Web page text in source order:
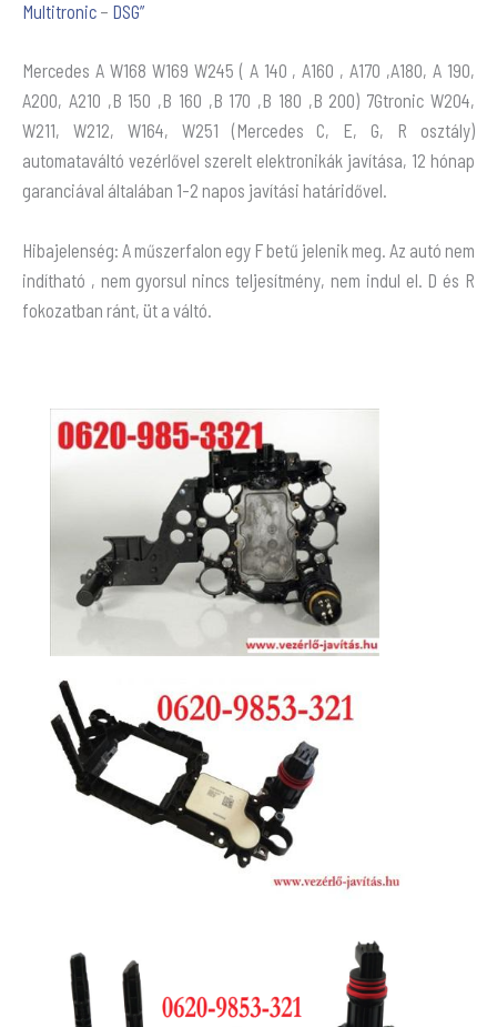
Multitronic – DSG”
Mercedes A W168 W169 W245 ( A 140 , A160 , A170 ,A180, A 190,
A200, A210 ,B 150 ,B 160 ,B 170 ,B 180 ,B 200) 7Gtronic W204,
W211, W212, W164, W251 (Mercedes C, E, G, R osztály)
automataváltó vezérlővel szerelt elektronikák javítása, 12 hónap
garanciával általában 1-2 napos javítási határidővel.
Hibajelenség: A műszerfalon egy F betű jelenik meg. Az autó nem
indítható , nem gyorsul nincs teljesítmény, nem indul el. D és R
fokozatban ránt, üt a váltó.